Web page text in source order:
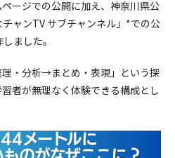
ージでの公開に加え、神奈川県公
ャンTV サブチャンネル」*での公
ました。
・分析→まとめ・表現」という探
者が無理なく体験できる構成とし